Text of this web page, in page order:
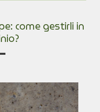
come gestirli in